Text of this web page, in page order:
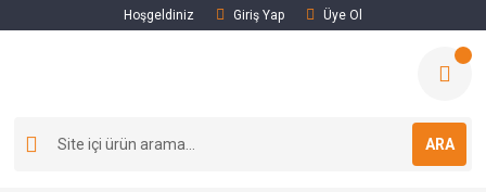
Hoşgeldiniz Giriş Yap Üye Ol
ARA